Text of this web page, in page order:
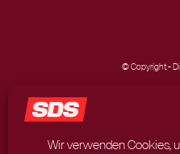
© Copyright -